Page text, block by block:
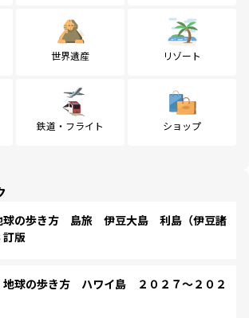
世界遺産 リゾート
鉄道・フライト ショップ
の歩き方 島旅 伊豆大島 利島（伊豆諸
版
球の歩き方 ハワイ島 ２０２７～２０２